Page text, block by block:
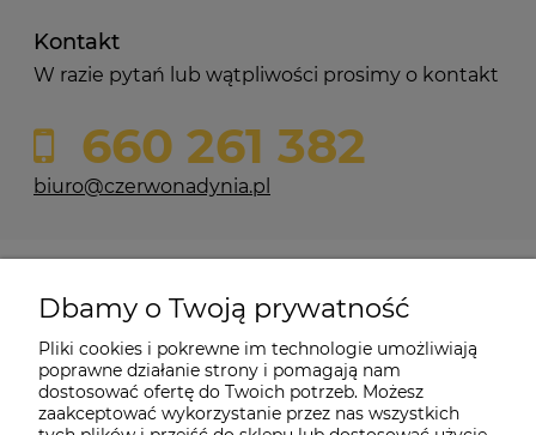
Kontakt
W razie pytań lub wątpliwości prosimy o kontakt
660 261 382
biuro@czerwonadynia.pl
Moje konto
O firmie
Dbamy o Twoją prywatność
Pliki cookies i pokrewne im technologie umożliwiają
poprawne działanie strony i pomagają nam
dostosować ofertę do Twoich potrzeb. Możesz
zaakceptować wykorzystanie przez nas wszystkich